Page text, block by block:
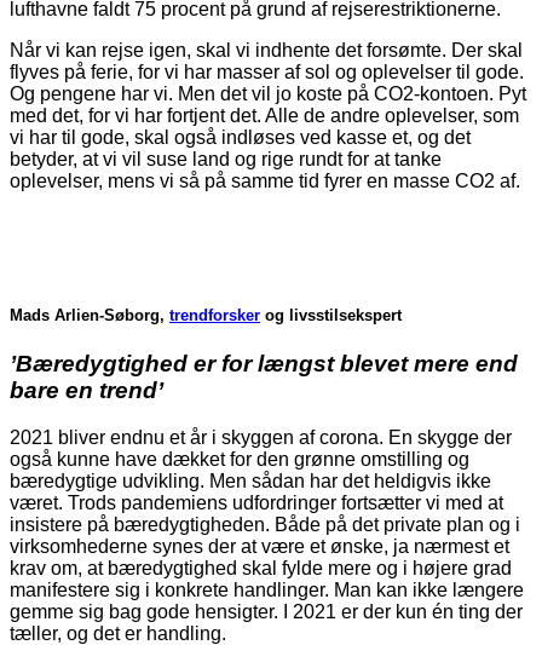
lufthavne faldt 75 procent på grund af rejserestriktionerne.
Når vi kan rejse igen, skal vi indhente det forsømte. Der skal
flyves på ferie, for vi har masser af sol og oplevelser til gode.
Og pengene har vi. Men det vil jo koste på CO2-kontoen. Pyt
med det, for vi har fortjent det. Alle de andre oplevelser, som
vi har til gode, skal også indløses ved kasse et, og det
betyder, at vi vil suse land og rige rundt for at tanke
oplevelser, mens vi så på samme tid fyrer en masse CO2 af.
Mads Arlien-Søborg, trendforsker og livsstilsekspert
’Bæredygtighed er for længst blevet mere end
bare en trend’
2021 bliver endnu et år i skyggen af corona. En skygge der
også kunne have dækket for den grønne omstilling og
bæredygtige udvikling. Men sådan har det heldigvis ikke
været. Trods pandemiens udfordringer fortsætter vi med at
insistere på bæredygtigheden. Både på det private plan og i
virksomhederne synes der at være et ønske, ja nærmest et
krav om, at bæredygtighed skal fylde mere og i højere grad
manifestere sig i konkrete handlinger. Man kan ikke længere
gemme sig bag gode hensigter. I 2021 er der kun én ting der
tæller, og det er handling.